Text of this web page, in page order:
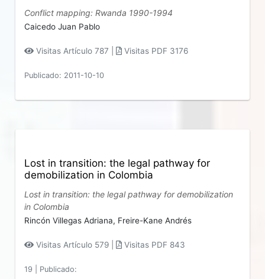
Conflict mapping: Rwanda 1990-1994
Caicedo Juan Pablo
Visitas Artículo 787 | Visitas PDF 3176
Publicado: 2011-10-10
Lost in transition: the legal pathway for
demobilization in Colombia
Lost in transition: the legal pathway for demobilization
in Colombia
Rincón Villegas Adriana, Freire-Kane Andrés
Visitas Artículo 579 | Visitas PDF 843
19 Publicado: